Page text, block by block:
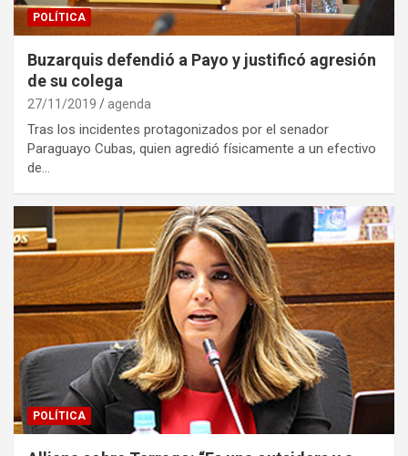
POLÍTICA
Buzarquis defendió a Payo y justificó agresión
de su colega
27/11/2019 agenda
Tras los incidentes protagonizados por el senador
Paraguayo Cubas, quien agredió físicamente a un efectivo
de…
POLÍTICA